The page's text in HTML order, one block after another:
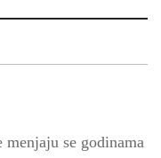
se godinama